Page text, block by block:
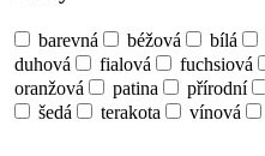
barevná béžová bílá
duhová
fialová fuchsiová
oranžová
patina přírodní
šedá
terakota vínová